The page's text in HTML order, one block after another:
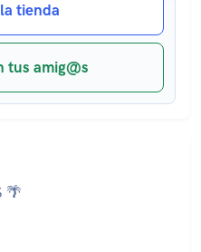
tienda
tus amig@s
🌴